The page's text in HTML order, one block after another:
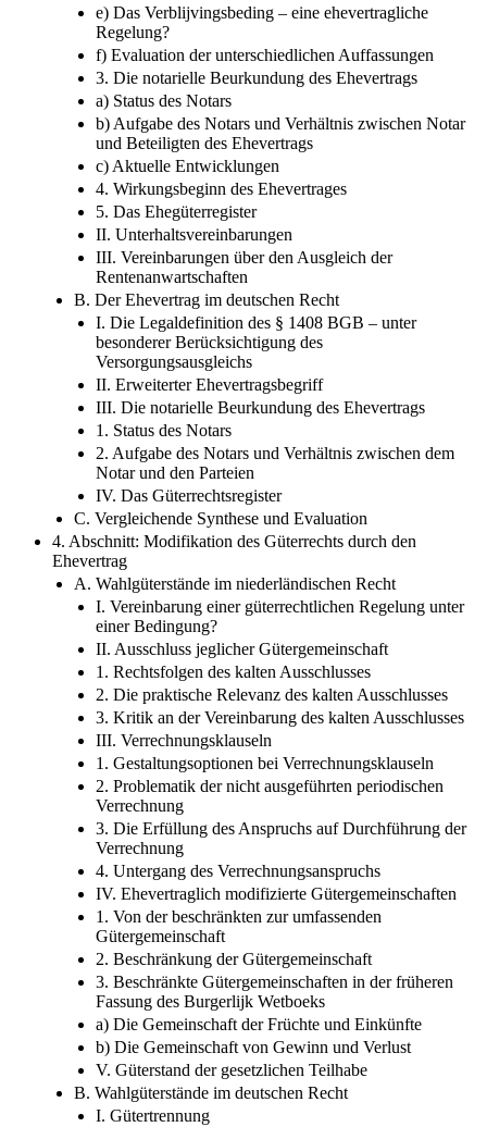
e) Das Verblijvingsbeding –​ eine ehevertragliche
Regelung?
f) Evaluation der unterschiedlichen Auffassungen
3. Die notarielle Beurkundung des Ehevertrags
a) Status des Notars
b) Aufgabe des Notars und Verhältnis zwischen Notar
und Beteiligten des Ehevertrags
c) Aktuelle Entwicklungen
4. Wirkungsbeginn des Ehevertrages
5. Das Ehegüterregister
II. Unterhaltsvereinbarungen
III. Vereinbarungen über den Ausgleich der
Rentenanwartschaften
B. Der Ehevertrag im deutschen Recht
I. Die Legaldefinition des § 1408 BGB –​ unter
besonderer Berücksichtigung des
Versorgungsausgleichs
II. Erweiterter Ehevertragsbegriff
III. Die notarielle Beurkundung des Ehevertrags
1. Status des Notars
2. Aufgabe des Notars und Verhältnis zwischen dem
Notar und den Parteien
IV. Das Güterrechtsregister
C. Vergleichende Synthese und Evaluation
4. Abschnitt: Modifikation des Güterrechts durch den
Ehevertrag
A. Wahlgüterstände im niederländischen Recht
I. Vereinbarung einer güterrechtlichen Regelung unter
einer Bedingung?
II. Ausschluss jeglicher Gütergemeinschaft
1. Rechtsfolgen des kalten Ausschlusses
2. Die praktische Relevanz des kalten Ausschlusses
3. Kritik an der Vereinbarung des kalten Ausschlusses
III. Verrechnungsklauseln
1. Gestaltungsoptionen bei Verrechnungsklauseln
2. Problematik der nicht ausgeführten periodischen
Verrechnung
3. Die Erfüllung des Anspruchs auf Durchführung der
Verrechnung
4. Untergang des Verrechnungsanspruchs
IV. Ehevertraglich modifizierte Gütergemeinschaften
1. Von der beschränkten zur umfassenden
Gütergemeinschaft
2. Beschränkung der Gütergemeinschaft
3. Beschränkte Gütergemeinschaften in der früheren
Fassung des Burgerlijk Wetboeks
a) Die Gemeinschaft der Früchte und Einkünfte
b) Die Gemeinschaft von Gewinn und Verlust
V. Güterstand der gesetzlichen Teilhabe
B. Wahlgüterstände im deutschen Recht
I. Gütertrennung